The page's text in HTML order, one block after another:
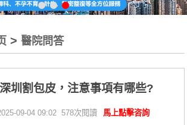
>醫院問答
圳割包皮，注意事項有哪些?
09-04 09:02 578次閱讀 馬上點擊咨詢